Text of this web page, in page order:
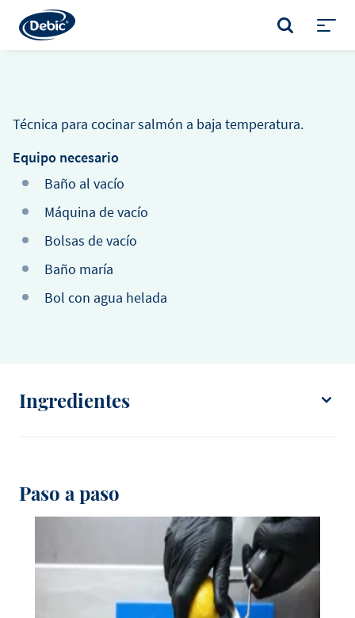
main
content
BUSCAR
menu
Técnica para cocinar salmón a baja temperatura.
Equipo necesario
Baño al vacío
Máquina de vacío
Bolsas de vacío
Baño maría
Bol con agua helada
Ingredientes
Paso a paso